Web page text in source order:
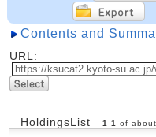
Contents and
URL:
HoldingsList 1 -1 of about